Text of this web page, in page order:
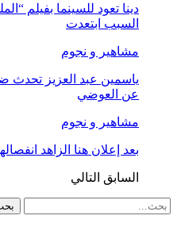
دينا تعود للسينما بفيلم
السبب ابتعدت
مشاهير و نجوم
ياسمين عبد العزيز تحدث
عن العوضي
مشاهير و نجوم
بعد إعلان هنا الزاهد
السابق التالي